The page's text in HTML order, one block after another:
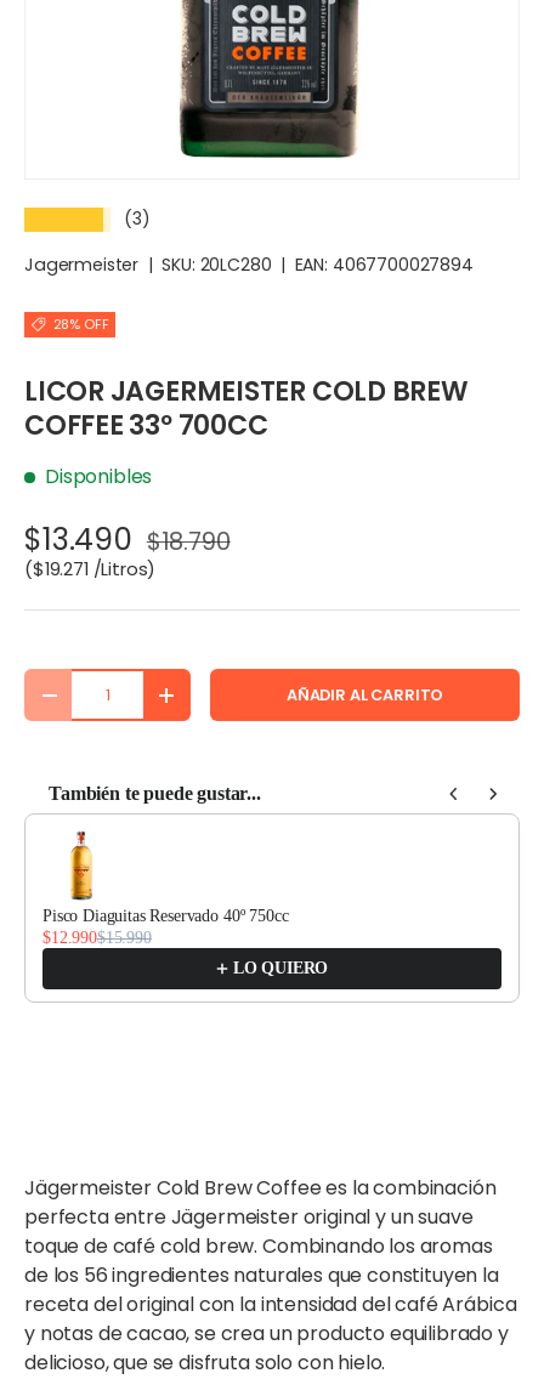
(3)
Jagermeister |SKU: 20LC280 | EAN: 4067700027894
28% OFF
LICOR JAGERMEISTER COLD BREW
COFFEE 33º 700CC
Disponibles
$13.490 $18.790
Precio unitario
$19.271 /Litros
Cant.
DISMINUIR CANTIDADAUMENTAR LA CANTIDADAÑADIR AL CARRITO
También te puede gustar...
Use the Previous and Next buttons to navigate through product
Pisco Diaguitas Reservado 40º 750cc
$12.990$15.990
LO QUIERO
Jägermeister Cold Brew Coffee es la combinación
perfecta entre Jägermeister original y un suave
toque de café cold brew. Combinando los aromas
de los 56 ingredientes naturales que constituyen la
receta del original con la intensidad del café Arábica
y notas de cacao, se crea un producto equilibrado y
delicioso, que se disfruta solo con hielo.